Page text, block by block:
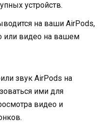
устройств.
на ваши AirPods,
или видео на вашем
звук AirPods на
ими для
видео и